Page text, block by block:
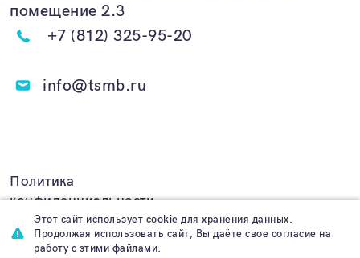
Этот сайт использует cookie для хранения данных.
Продолжая использовать сайт, Вы даёте свое согласие на
работу с этими файлами.
помещение 2.3
+7 (812) 325-95-20
info@tsmb.ru
Политика
конфиденциальности